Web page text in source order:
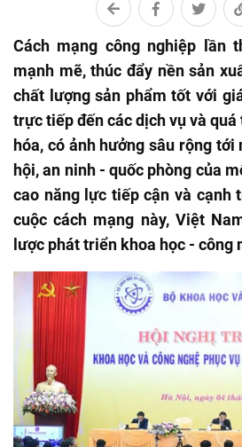
Cách mạng công nghiệp lần
mạnh mẽ, thúc đẩy nền sản
chất lượng sản phẩm tốt với
trực tiếp đến các dịch vụ và
hóa, có ảnh hưởng sâu rộng
hội, an ninh - quốc phòng của
cao năng lực tiếp cận và cạnh
cuộc cách mạng này, Việt
lược phát triển khoa học - công